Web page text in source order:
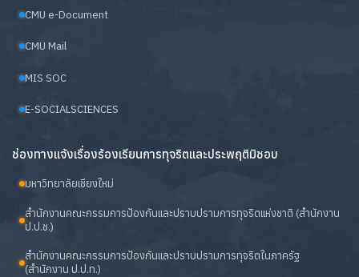
CMU e-Document
CMU Mail
MIS SOC
E-SOCIALSCIENCES
ช่องทางแจ้งเรื่องร้องเรียนการทุจริตและประพฤติมิชอบ
มหาวิทยาลัยเชียงใหม่
สำนักงานคณะกรรมการป้องกันและปราบปรามการทุจริตแห่งชาติ (สำนักงาน
ป.ป.ช.)
สำนักงานคณะกรรมการป้องกันและปราบปรามการทุจริตในภาครัฐ
(สำนักงาน ป.ป.ท.)